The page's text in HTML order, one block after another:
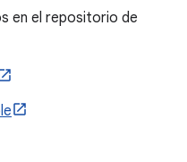
en el repositorio de